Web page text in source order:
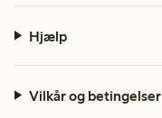
Hjælp
Vilkår og betingelser